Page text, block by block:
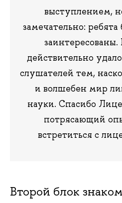
выступлением,
замечательно:
действительно
слушателей тем,
и волшебен мир
науки. Спасибо
потрясающий
встретиться с
Второй блок